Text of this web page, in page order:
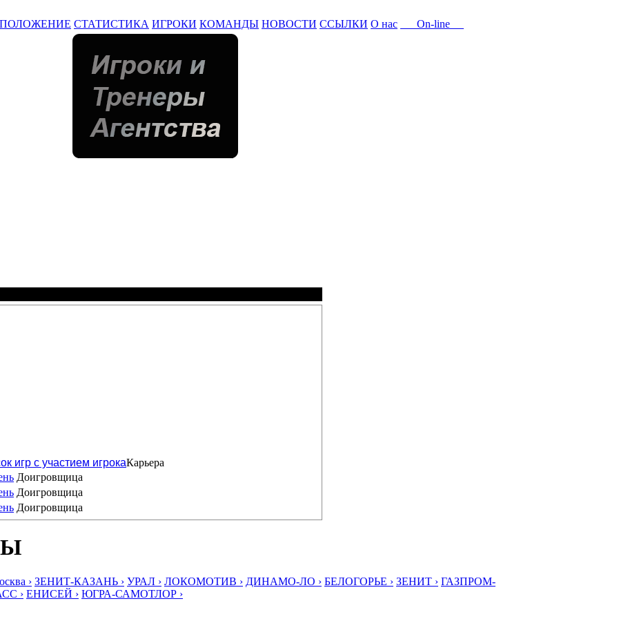
ПОЛОЖЕНИЕ СТАТИСТИКА ИГРОКИ КОМАНДЫ НОВОСТИ ССЫЛКИ О нас On-line
игр с участием игрокаКарьера
Доигровщица
Доигровщица
Доигровщица
› ЗЕНИТ-КАЗАНЬ › УРАЛ › ЛОКОМОТИВ › ДИНАМО-ЛО › БЕЛОГОРЬЕ › ЗЕНИТ › ГАЗПРОМ-
› ЕНИСЕЙ › ЮГРА-САМОТЛОР ›